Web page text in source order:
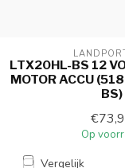
LTX20HL-BS 12
MOTOR ACCU
BS)
Op
Vergelijk